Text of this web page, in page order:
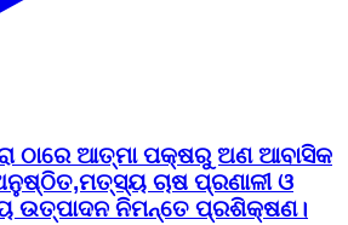
ଠାରେ ଆତ୍ମା ପକ୍ଷରୁ ଅଣ ଆବାସିକ
ଚାଷ ପ୍ରଣାଳୀ ଓ
Development (FARD)
#anandapur
#kendujharhalchal